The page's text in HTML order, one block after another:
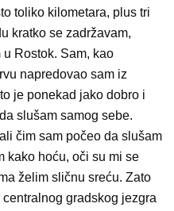
toliko kilometara, plus tri
kratko se zadržavam,
Rostok. Sam, kao
napredovao sam iz
je ponekad jako dobro i
slušam samog sebe.
čim sam počeo da slušam
kako hoću, oči su mi se
želim sličnu sreću. Zato
gradskog jezgra